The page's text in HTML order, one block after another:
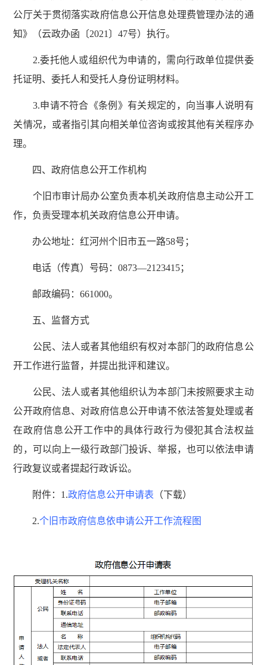
公厅关于贯彻落实政府信息公开信息处理费管理办法的通
知》（云政办函〔2021〕47号）执行。
2.委托他人或组织代为申请的，需向行政单位提供委
托证明、委托人和受托人身份证明材料。
3.申请不符合《条例》有关规定的，向当事人说明有
关情况，或者指引其向相关单位咨询或按其他有关程序办
理。
四、政府信息公开工作机构
个旧市审计局办公室负责本机关政府信息主动公开工
作，负责受理本机关政府信息公开申请。
办公地址：红河州个旧市五一路58号；
电话（传真）号码：0873—2123415；
邮政编码：661000。
五、监督方式
公民、法人或者其他组织有权对本部门的政府信息公
开工作进行监督，并提出批评和建议。
公民、法人或者其他组织认为本部门未按照要求主动
公开政府信息、对政府信息公开申请不依法答复处理或者
在政府信息公开工作中的具体行政行为侵犯其合法权益
的，可以向上一级行政部门投诉、举报，也可以依法申请
行政复议或者提起行政诉讼。
附件：1.政府信息公开申请表 （下载）
2.个旧市政府信息依申请公开工作流程图